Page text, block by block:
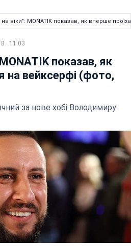
віки": MONATIK показав, як вперше
· 11:03
показав, як
на вейксерфі (фото,
за нове хобі Володимиру